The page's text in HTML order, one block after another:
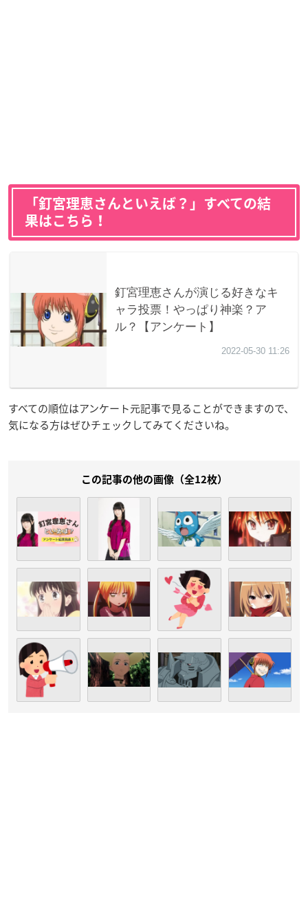
「釘宮理恵さんといえば？」すべての結
果はこちら！
すべての順位はアンケート元記事で見ることができますので、
気になる方はぜひチェックしてみてくださいね。
この記事の他の画像（全12枚）